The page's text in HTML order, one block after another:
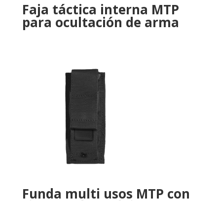
Faja táctica interna MTP
para ocultación de arma
Funda multi usos MTP con